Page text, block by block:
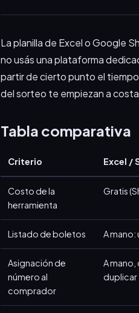
La planilla de Excel o Google
no usás una plataforma
partir de cierto punto el
del sorteo te empiezan a
Tabla comparativa
Criterio Excel /
Costo de la
herramienta
Gratis
Listado de boletos A
Asignación de
número al
comprador
A
duplicar